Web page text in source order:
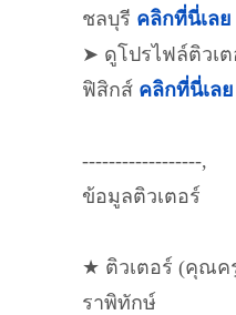
ชลบุรี คลิกที่นี่เลย
➤ ดูโปรไฟล์ติวเ
ฟิสิกส์ คลิกที่นี่เลย
------------------,
ข้อมูลติวเตอร์
★ ติวเตอร์ (คุณค
ราพิทักษ์